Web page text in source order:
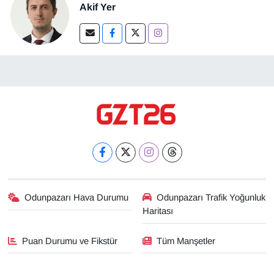
Akif Yer
Odunpazarı Hava Durumu
Odunpazarı Trafik Yoğunluk
Haritası
Puan Durumu ve Fikstür Tüm Manşetler